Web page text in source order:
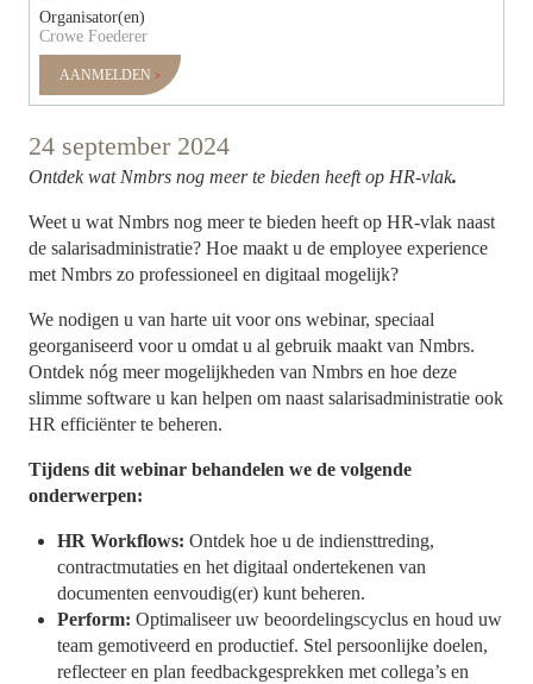
Organisator(en)
Crowe Foederer
AANMELDEN
24 september 2024
Ontdek wat Nmbrs nog meer te bieden heeft op HR-vlak.
Weet u wat Nmbrs nog meer te bieden heeft op HR-vlak naast
de salarisadministratie? Hoe maakt u de employee experience
met Nmbrs zo professioneel en digitaal mogelijk?
We nodigen u van harte uit voor ons webinar, speciaal
georganiseerd voor u omdat u al gebruik maakt van Nmbrs.
Ontdek nóg meer mogelijkheden van Nmbrs en hoe deze
slimme software u kan helpen om naast salarisadministratie ook
HR efficiënter te beheren.
Tijdens dit webinar behandelen we de volgende
onderwerpen:
HR Workflows: Ontdek hoe u de indiensttreding,
contractmutaties en het digitaal ondertekenen van
documenten eenvoudig(er) kunt beheren.
Perform: Optimaliseer uw beoordelingscyclus en houd uw
team gemotiveerd en productief. Stel persoonlijke doelen,
reflecteer en plan feedbackgesprekken met collega’s en